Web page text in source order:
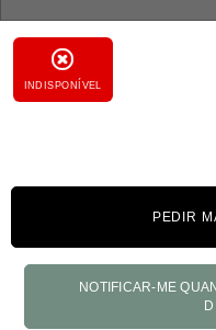
INDISPONÍVEL
PEDIR